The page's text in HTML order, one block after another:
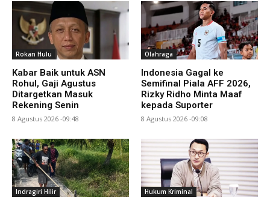
Rokan Hulu
Kabar Baik untuk ASN
Rohul, Gaji Agustus
Ditargetkan Masuk
Rekening Senin
8 Agustus 2026 -09:48
Olahraga
Indonesia Gagal ke
Semifinal Piala AFF 2026,
Rizky Ridho Minta Maaf
kepada Suporter
8 Agustus 2026 -09:08
Indragiri Hilir Hukum Kriminal